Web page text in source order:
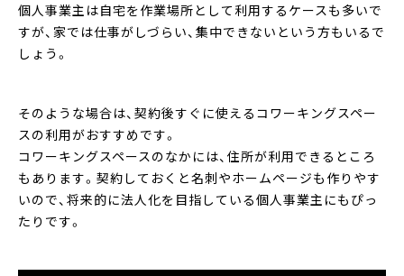
個人事業主は自宅を作業場所として利用するケースも多いで
すが、家では仕事がしづらい、集中できないという方もいるで
しょう。
そのような場合は、契約後すぐに使えるコワーキングスペー
スの利用がおすすめです。
コワーキングスペースのなかには、住所が利用できるところ
もあります。契約しておくと名刺やホームページも作りやす
いので、将来的に法人化を目指している個人事業主にもぴっ
たりです。